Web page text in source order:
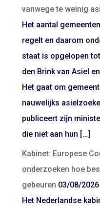
vanwege te weinig
Het aantal
regelt en daarom
staat is opgelopen
den Brink van Asiel
Het gaat om
nauwelijks
publiceert zijn
die niet aan hun […]
Kabinet: Europese
onderzoeken hoe
gebeuren 03/08/2026
Het Nederlandse